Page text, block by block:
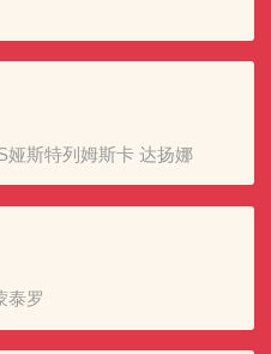
娅斯特列姆斯卡 达扬娜
泰罗